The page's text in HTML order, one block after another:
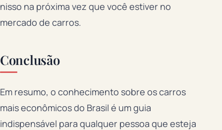
nisso na próxima vez que você estiver no
mercado de carros.
Conclusão
Em resumo, o conhecimento sobre os carros
mais econômicos do Brasil é um guia
indispensável para qualquer pessoa que esteja